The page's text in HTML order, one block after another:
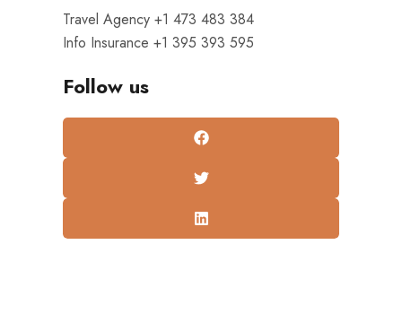
Travel Agency +1 473 483 384
Info Insurance +1 395 393 595
Follow us